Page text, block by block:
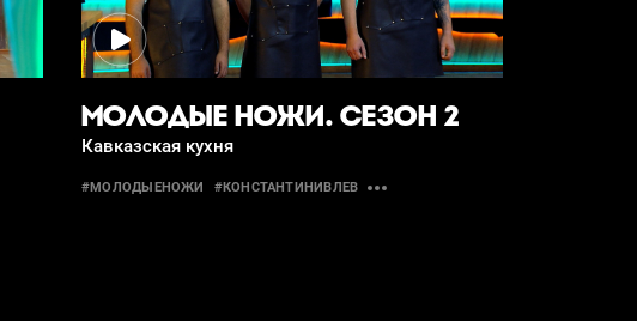
МОЛОДЫЕ НОЖИ. СЕЗОН 2
Кавказская кухня
#МОЛОДЫЕНОЖИ #КОНСТАНТИНИВЛЕВ